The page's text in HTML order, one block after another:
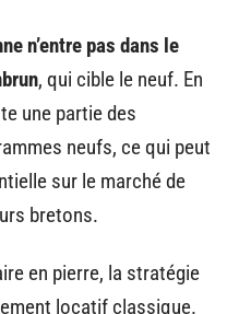
n’entre pas dans le
, qui cible le neuf. En
une partie des
neufs, ce qui peut
sur le marché de
bretons.
en pierre, la stratégie
locatif classique.